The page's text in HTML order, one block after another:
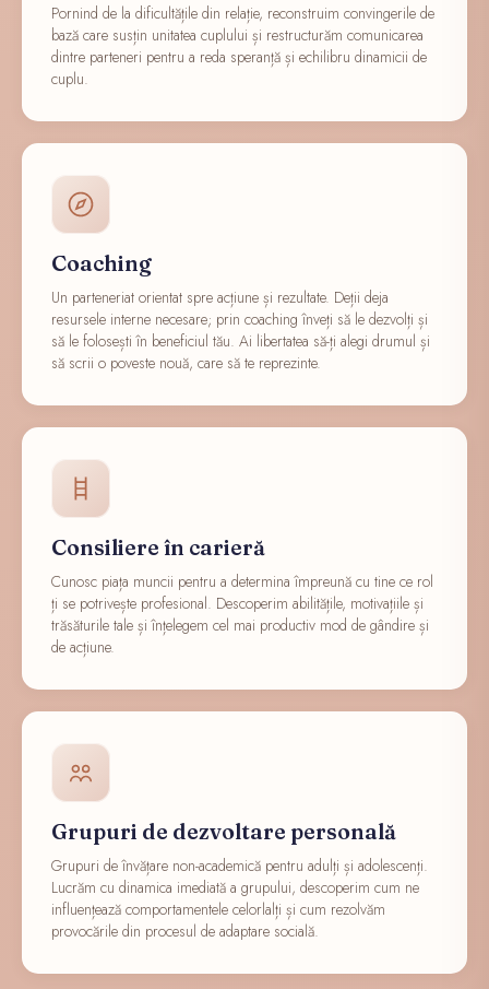
Pornind de la dificultățile din relație, reconstruim convingerile de
bază care susțin unitatea cuplului și restructurăm comunicarea
dintre parteneri pentru a reda speranță și echilibru dinamicii de
cuplu.
Coaching
Un parteneriat orientat spre acțiune și rezultate. Deții deja
resursele interne necesare; prin coaching înveți să le dezvolți și
să le folosești în beneficiul tău. Ai libertatea să-ți alegi drumul și
să scrii o poveste nouă, care să te reprezinte.
Consiliere în carieră
Cunosc piața muncii pentru a determina împreună cu tine ce rol
ți se potrivește profesional. Descoperim abilitățile, motivațiile și
trăsăturile tale și înțelegem cel mai productiv mod de gândire și
de acțiune.
Grupuri de dezvoltare personală
Grupuri de învățare non-academică pentru adulți și adolescenți.
Lucrăm cu dinamica imediată a grupului, descoperim cum ne
influențează comportamentele celorlalți și cum rezolvăm
provocările din procesul de adaptare socială.